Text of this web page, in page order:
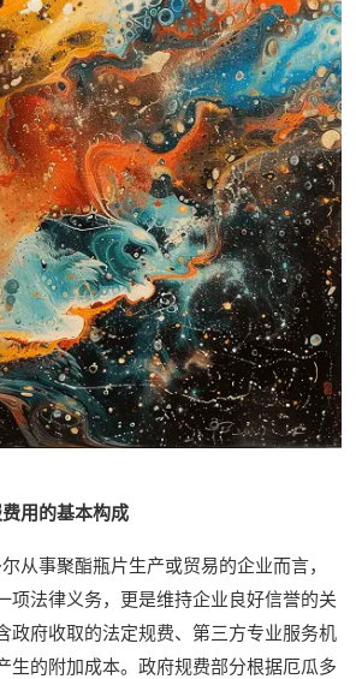
用的基本构成
事聚酯瓶片生产或贸易的企业而言，
项法律义务，更是维持企业良好信誉的关
政府收取的法定规费、第三方专业服务机
生的附加成本。政府规费部分根据厄瓜多